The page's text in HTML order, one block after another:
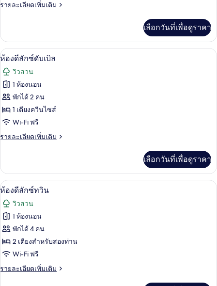
Superior
รายละเอียดเพิ่มเติม
ราย
เกี่ยว
กับ
Superior
Queen
Room
เลือกวันที่เพื่อดูราคา
เปิด
ภาพถ่าย
ทั้งหมด
ของ
ห้อง
ดี
ลัก
ดับเบิล
ห้องดีลักซ์ดับเบิล | ผ้านวมขนเป็ด, ตู้นิ
6
ห้องดีลักซ์ดับเบิล
วิวสวน
1 ห้องนอน
พักได้ 2 คน
1 เตียงควีนไซส์
Wi-Fi ฟรี
รายละเอียดเพิ่มเติม
ราย
เกี่ยว
กับ
ห้อง
ลัก
ซ์
ดับเบิล
เลือกวันที่เพื่อดูราคา
เปิด
ภาพถ่าย
ทั้งหมด
ของ
ห้อง
ดี
ลัก
ห้องดีลักซ์ทวิน | ผ้านวมขนเป็ด, ตู้นิรภั
6
ห้องดีลักซ์ทวิน
วิวสวน
1 ห้องนอน
พักได้ 4 คน
2 เตียงสำหรับสองท่าน
Wi-Fi ฟรี
รายละเอียดเพิ่มเติม
ราย